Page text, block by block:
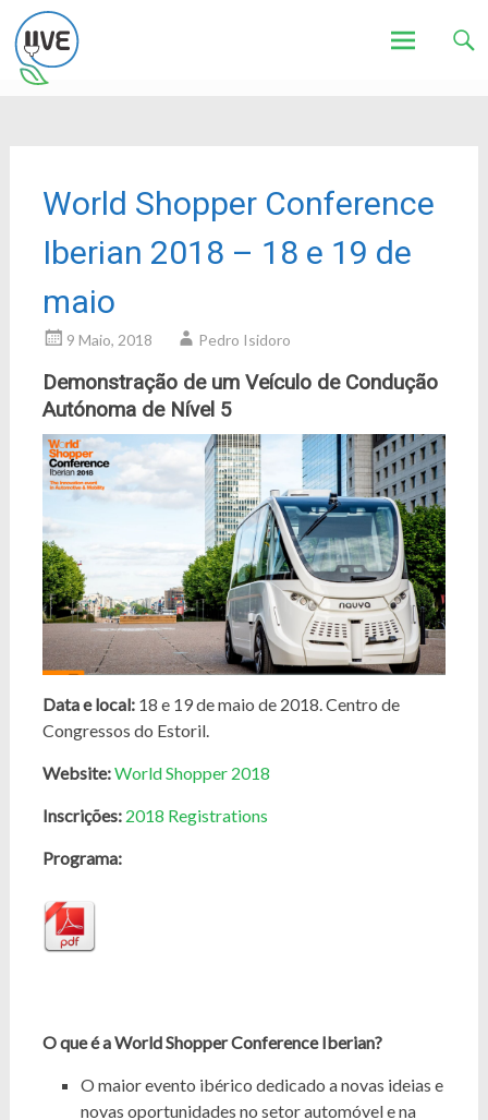
World Shopper Conference
Iberian 2018 – 18 e 19 de
maio
9 Maio, 2018 Pedro Isidoro
Demonstração de um Veículo de Condução
Autónoma de Nível 5
Data e local: 18 e 19 de maio de 2018.Centro de
Congressos do Estoril.
Website:World Shopper 2018
Inscrições: 2018 Registrations
Programa:
O que é a World Shopper Conference Iberian?
O maior evento ibérico dedicado a novas ideias e
novas oportunidades no setor automóvel e na